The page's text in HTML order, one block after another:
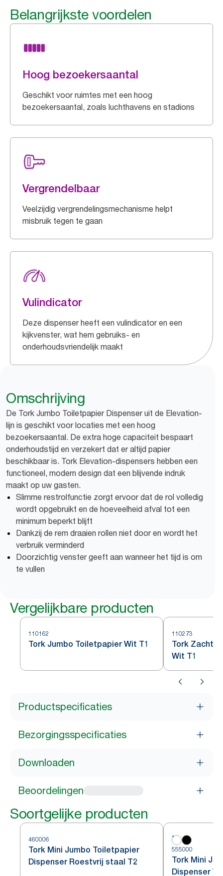
Belangrijkste voordelen
Hoog bezoekersaantal
Geschikt voor ruimtes met een hoog
bezoekersaantal, zoals luchthavens en stadions
Vergrendelbaar
Veelzijdig vergrendelingsmechanisme helpt
misbruik tegen te gaan
Vulindicator
Deze dispenser heeft een vulindicator en een
kijkvenster, wat hem gebruiks- en
onderhoudsvriendelijk maakt
Omschrijving
De Tork Jumbo Toiletpapier Dispenser uit de Elevation-
lijn is geschikt voor locaties met een hoog
bezoekersaantal. De extra hoge capaciteit bespaart
onderhoudstijd en verzekert dat er altijd papier
beschikbaar is. Tork Elevation-dispensers hebben een
functioneel, modern design dat een blijvende indruk
maakt op uw gasten.
Slimme restrolfunctie zorgt ervoor dat de rol volledig
wordt opgebruikt en de hoeveelheid afval tot een
minimum beperkt blijft
Dankzij de rem draaien rollen niet door en wordt het
verbruik verminderd
Doorzichtig venster geeft aan wanneer het tijd is om
te vullen
Vergelijkbare producten
110162
Tork Jumbo Toiletpapier Wit T1
110273
Tork Zacht
Wit T1
Productspecificaties
Bezorgingsspecificaties
Downloaden
Beoordelingen
Soortgelijke producten
460006
Tork Mini Jumbo Toiletpapier
Dispenser Roestvrij staal T2
555000
Tork Mini
Dispenser